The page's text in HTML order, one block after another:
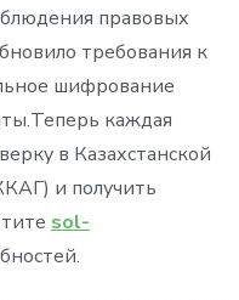
правовых
требования к
шифрование
каждая
в Казахстанской
и получить
sol-